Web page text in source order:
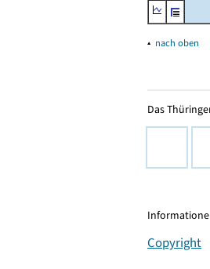
▴ nach oben
Das
Copyright